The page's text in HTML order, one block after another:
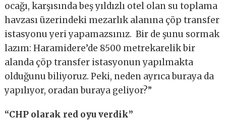
ocağı, karşısında beş yıldızlı otel olan su toplama
havzası üzerindeki mezarlık alanına çöp transfer
istasyonu yeri yapamazsınız. Bir de şunu sormak
lazım: Haramidere’de 8500 metrekarelik bir
alanda çöp transfer istasyonun yapılmakta
olduğunu biliyoruz. Peki, neden ayrıca buraya da
yapılıyor, oradan buraya geliyor?”
“CHP olarak red oyu verdik”